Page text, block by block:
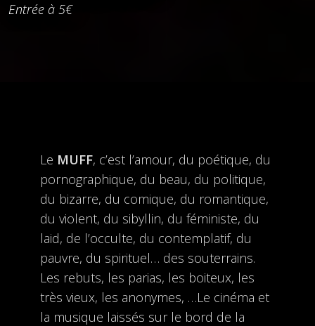
Entrée à 5€
Le MUFF, c’est l’amour, du poétique, du
pornographique, du beau, du politique,
du bizarre, du comique, du romantique,
du violent, du sibyllin, du féministe, du
laid, de l’occulte, du contemplatif, du
pauvre, du spirituel… des souterrains.
Les rebuts, les parias, les boiteux, les
très vieux, les anonymes, …Le cinéma et
la musique laissés sur le bord de la